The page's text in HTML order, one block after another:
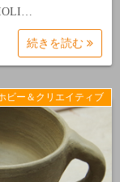
続きを読む
ビー＆クリエイティブ